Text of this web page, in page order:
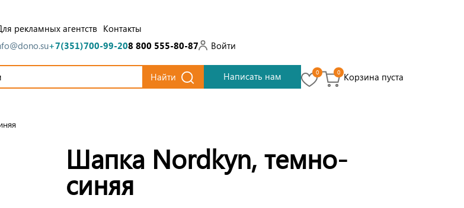
рекламных агентств Контакты
+7(351)700-99-208 800 555-80-87 Войти
Найти Написать нам 0 0 Корзина пуста
Шапка Nordkyn, темно-
синяя